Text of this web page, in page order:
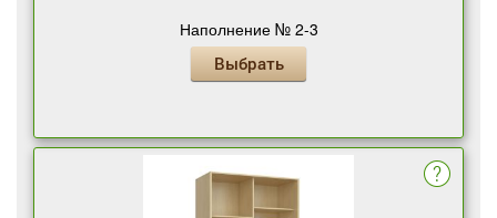
Наполнение № 2-3
Выбрать